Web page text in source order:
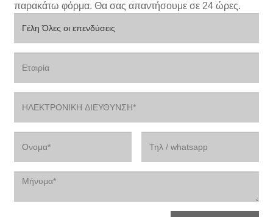
παρακάτω φόρμα. Θα σας απαντήσουμε σε 24 ώρες.